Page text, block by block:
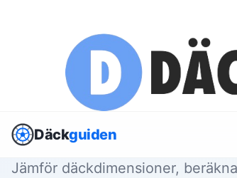
Däckguiden
Jämför däckdimensioner,